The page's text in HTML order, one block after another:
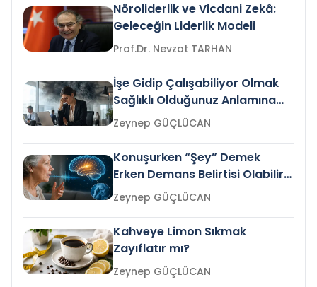
Nöroliderlik ve Vicdani Zekâ:
Geleceğin Liderlik Modeli
Prof.Dr. Nevzat TARHAN
İşe Gidip Çalışabiliyor Olmak
Sağlıklı Olduğunuz Anlamına
Gelir mi?Zeynep GÜÇLÜCAN
Konuşurken “Şey” Demek
Erken Demans Belirtisi Olabilir
mi?
Zeynep GÜÇLÜCAN
Kahveye Limon Sıkmak
Zayıflatır mı?
Zeynep GÜÇLÜCAN